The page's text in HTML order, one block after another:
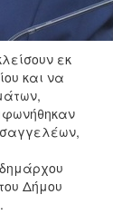
εκ
και να
Δήμου